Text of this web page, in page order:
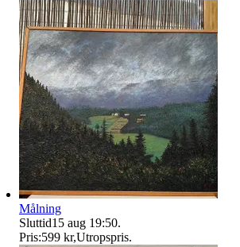
Målning
Sluttid15 aug 19:50.
Pris:599 kr,Utropspris.